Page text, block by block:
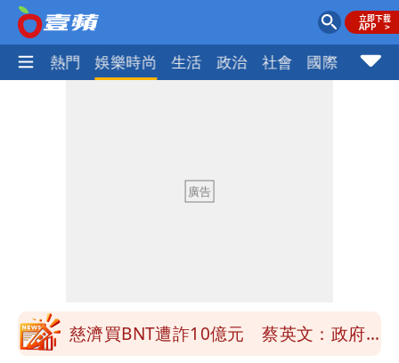
焦點 熱門 娛樂時尚 生活 政治 社會 國際 財經
很多謹慎判斷當時未被理解
「慈濟別想躲在受害者3字後面」 她：
聲押？交保？複訊後揭曉
慈濟買BNT遭詐10億元 蔡英文：政府